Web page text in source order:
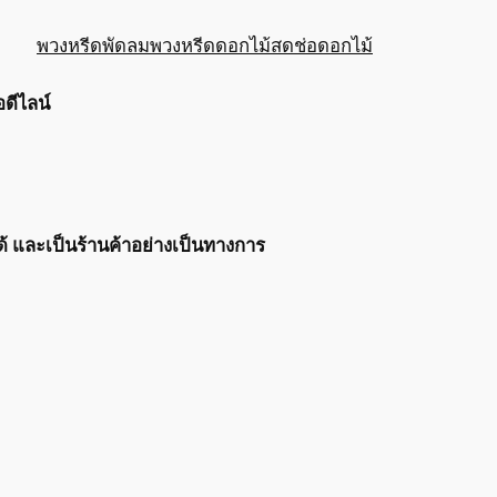
พวงหรีดพัดลมพวงหรีดดอกไม้สดช่อดอกไม้
ไลน์
ละเป็นร้านค้าอย่างเป็นทางการ